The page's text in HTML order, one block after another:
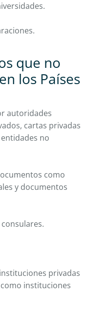
que no
los Países
autoridades
cartas privadas
no
como
y documentos
privadas
instituciones